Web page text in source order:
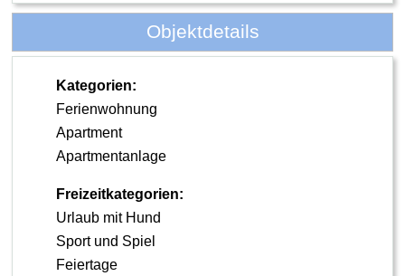
Objektdetails
Kategorien:
Ferienwohnung
Apartment
Apartmentanlage
Freizeitkategorien:
Urlaub mit Hund
Sport und Spiel
Feiertage